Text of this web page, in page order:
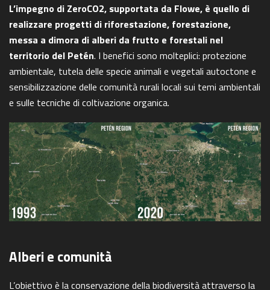
L’impegno di ZeroCO2, supportata da Flowe, è quello di
realizzare progetti di riforestazione, forestazione,
messa a dimora di alberi da frutto e forestali nel
territorio del Petén. I benefici sono molteplici: protezione
ambientale, tutela delle specie animali e vegetali autoctone e
sensibilizzazione delle comunità rurali locali sui temi ambientali
e sulle tecniche di coltivazione organica.
Alberi e comunità
L’obiettivo è la conservazione della biodiversità attraverso la